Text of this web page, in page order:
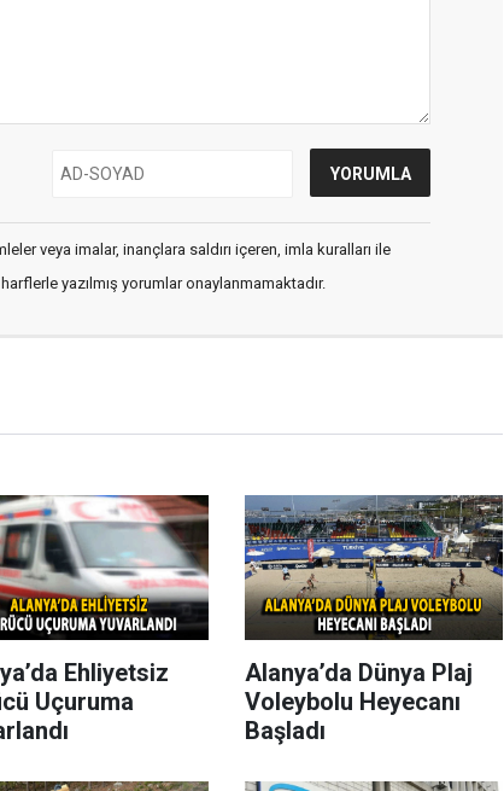
veya imalar, inançlara saldırı içeren, imla kuralları ile
yazılmış yorumlar onaylanmamaktadır.
Ehliyetsiz
Uçuruma
Alanya’da Dünya Plaj
Voleybolu Heyecanı
Başladı